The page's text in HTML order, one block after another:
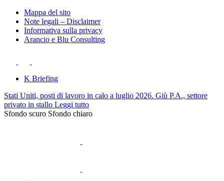
Mappa del sito
Note legali – Disclaimer
Informativa sulla privacy
Arancio e Blu Consulting
K Briefing
Stati Uniti, posti di lavoro in calo a luglio 2026. Giù P.A., settore
privato in stallo Leggi tutto
Sfondo scuro Sfondo chiaro